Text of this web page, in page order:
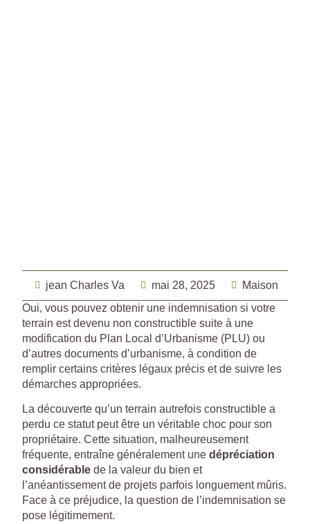
jean Charles Va mai 28, 2025
Maison
Oui, vous pouvez obtenir une indemnisation si votre
terrain est devenu non constructible suite à une
modification du Plan Local d’Urbanisme (PLU) ou
d’autres documents d’urbanisme, à condition de
remplir certains critères légaux précis et de suivre les
démarches appropriées.
La découverte qu’un terrain autrefois constructible a
perdu ce statut peut être un véritable choc pour son
propriétaire. Cette situation, malheureusement
fréquente, entraîne généralement une dépréciation
considérable de la valeur du bien et
l’anéantissement de projets parfois longuement mûris.
Face à ce préjudice, la question de l’indemnisation se
pose légitimement.